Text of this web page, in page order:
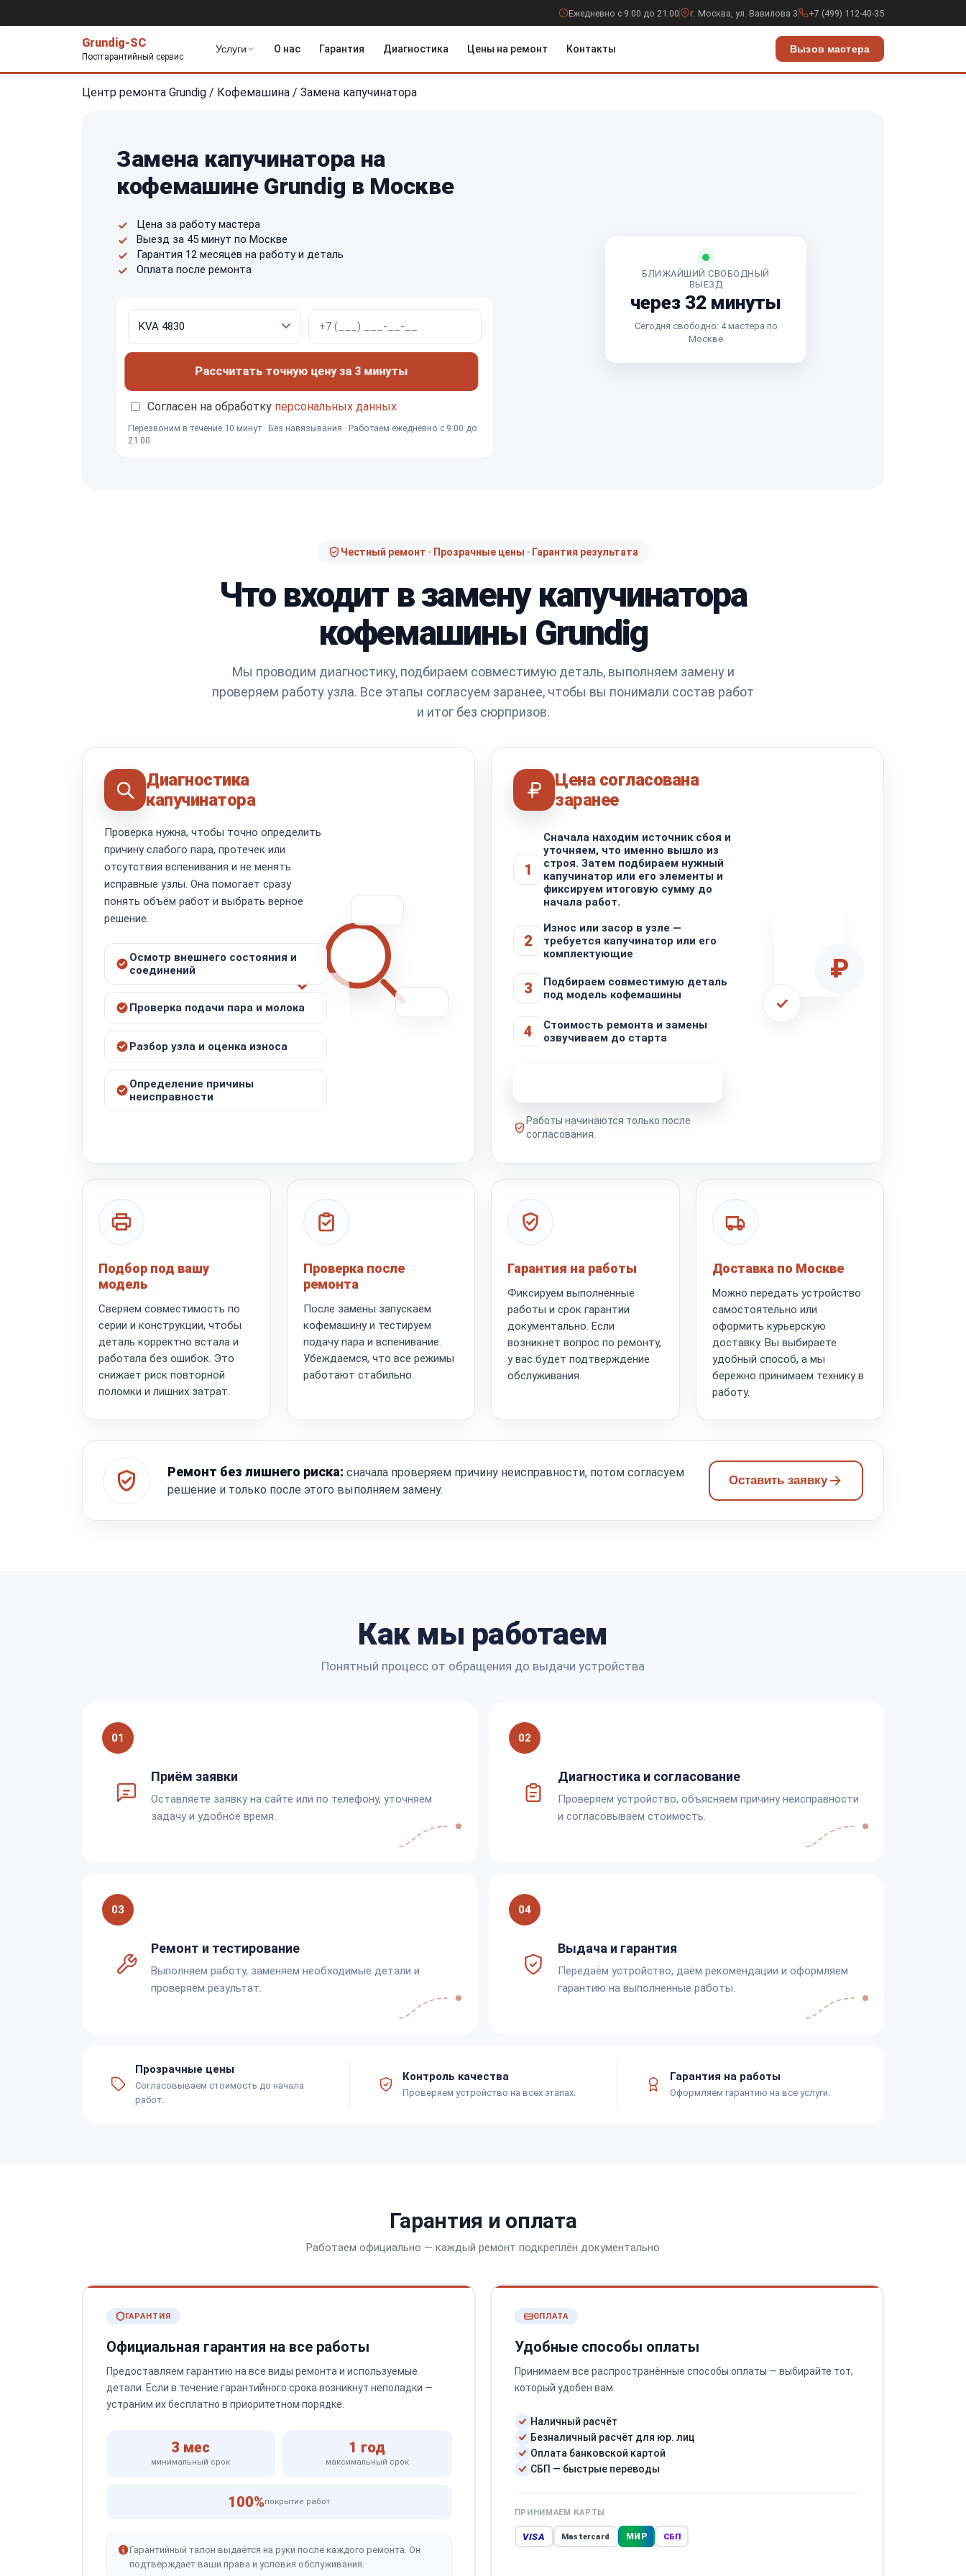
Ежедневно с 9:00 до 21:00 г. Москва, ул. Вавилова 3 +7 (499) 112-40-35
Grundig-SC
Постгарантийный сервис
Услуги О нас Гарантия Диагностика Цены на ремонт Контакты Вызов мастера
Центр ремонта Grundig / Кофемашина / Замена капучинатора
Замена капучинатора на
кофемашине Grundig в Москве
Цена за работу мастера
Выезд за 45 минут по Москве
Гарантия 12 месяцев на работу и деталь
Оплата после ремонта
Рассчитать точную цену за 3 минуты
Согласен на обработку персональных данных
Перезвоним в течение 10 минут · Без навязывания · Работаем ежедневно с 9:00 до
21:00
БЛИЖАЙШИЙ СВОБОДНЫЙ
ВЫЕЗД
через 32 минуты
Сегодня свободно: 4 мастера по
Москве
Честный ремонт · Прозрачные цены · Гарантия результата
Что входит в замену капучинатора
кофемашины Grundig
Мы проводим диагностику, подбираем совместимую деталь, выполняем замену и
проверяем работу узла. Все этапы согласуем заранее, чтобы вы понимали состав работ
и итог без сюрпризов.
Диагностика
капучинатора
Проверка нужна, чтобы точно определить
причину слабого пара, протечек или
отсутствия вспенивания и не менять
исправные узлы. Она помогает сразу
понять объём работ и выбрать верное
решение.
Осмотр внешнего состояния и
соединений
Проверка подачи пара и молока
Разбор узла и оценка износа
Определение причины
неисправности
Цена согласована
заранее
1
Сначала находим источник сбоя и
уточняем, что именно вышло из
строя. Затем подбираем нужный
капучинатор или его элементы и
фиксируем итоговую сумму до
начала работ.
2
Износ или засор в узле —
требуется капучинатор или его
комплектующие
3
Подбираем совместимую деталь
под модель кофемашины
4
Стоимость ремонта и замены
озвучиваем до старта
Работы начинаются только после
согласования.
₽
Подбор под вашу
модель
Сверяем совместимость по
серии и конструкции, чтобы
деталь корректно встала и
работала без ошибок. Это
снижает риск повторной
поломки и лишних затрат.
Проверка после
ремонта
После замены запускаем
кофемашину и тестируем
подачу пара и вспенивание.
Убеждаемся, что все режимы
работают стабильно.
Гарантия на работы
Фиксируем выполненные
работы и срок гарантии
документально. Если
возникнет вопрос по ремонту,
у вас будет подтверждение
обслуживания.
Доставка по Москве
Можно передать устройство
самостоятельно или
оформить курьерскую
доставку. Вы выбираете
удобный способ, а мы
бережно принимаем технику в
работу.
Ремонт без лишнего риска: сначала проверяем причину неисправности, потом согласуем
решение и только после этого выполняем замену.
Оставить заявку
Как мы работаем
Понятный процесс от обращения до выдачи устройства
01
Приём заявки
Оставляете заявку на сайте или по телефону, уточняем
задачу и удобное время.
02
Диагностика и согласование
Проверяем устройство, объясняем причину неисправности
и согласовываем стоимость.
03
Ремонт и тестирование
Выполняем работу, заменяем необходимые детали и
проверяем результат.
04
Выдача и гарантия
Передаём устройство, даём рекомендации и оформляем
гарантию на выполненные работы.
Прозрачные цены
Согласовываем стоимость до начала
работ.
Контроль качества
Проверяем устройство на всех этапах.
Гарантия на работы
Оформляем гарантию на все услуги.
Гарантия и оплата
Работаем официально — каждый ремонт подкреплён документально
ГАРАНТИЯ
Официальная гарантия на все работы
Предоставляем гарантию на все виды ремонта и используемые
детали. Если в течение гарантийного срока возникнут неполадки —
устраним их бесплатно в приоритетном порядке.
3 мес
минимальный срок
1 год
максимальный срок
100%покрытие работ
Гарантийный талон выдаётся на руки после каждого ремонта. Он
подтверждает ваши права и условия обслуживания.
ОПЛАТА
Удобные способы оплаты
Принимаем все распространённые способы оплаты — выбирайте тот,
который удобен вам.
Наличный расчёт
Безналичный расчёт для юр. лиц
Оплата банковской картой
СБП — быстрые переводы
ПРИНИМАЕМ КАРТЫ
VISA Mastercard МИР СБП